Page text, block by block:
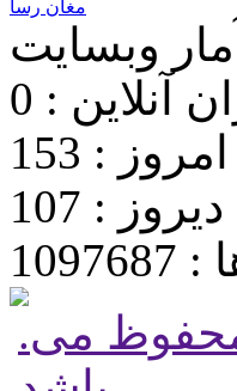
مغان رسا
آمار وبسایت
آنلاین : 0
: 153
: 107
.تمامی حقوق برای پایگاه شهرداری پارس آباد محفوظ می